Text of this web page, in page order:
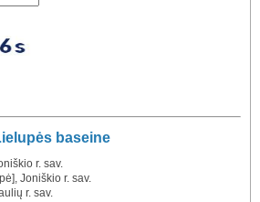
baseine
r. sav.
Joniškio r. sav.
r. sav.